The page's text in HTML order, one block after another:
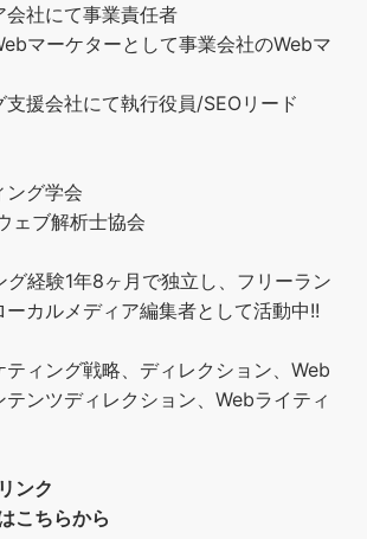
会社にて事業責任者
マーケターとして事業会社のWebマ
支援会社にて執行役員/SEOリード
ング学会
ェブ解析士協会
グ経験1年8ヶ月で独立し、フリーラン
ーカルメディア編集者として活動中!!
ィング戦略、ディレクション、Web
ンツディレクション、Webライティ
ンク
こちらから